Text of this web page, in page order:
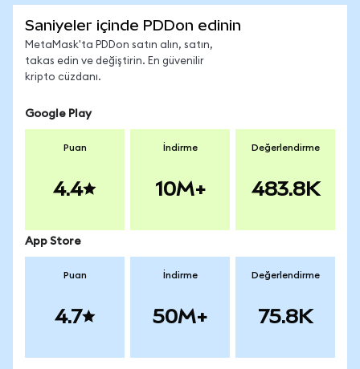
Saniyeler içinde PDDon edinin
MetaMask'ta PDDon satın alın, satın,
takas edin ve değiştirin. En güvenilir
kripto cüzdanı.
Google Play
Puan
4.4
İndirme
10M+
Değerlendirme
483.8K
App Store
Puan
4.7
İndirme
50M+
Değerlendirme
75.8K